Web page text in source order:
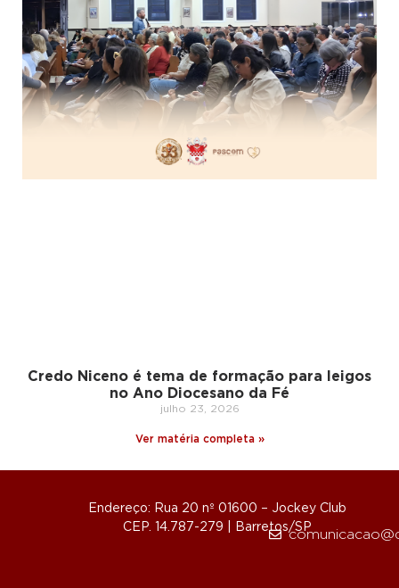
Credo Niceno é tema de formação para leigos
no Ano Diocesano da Fé
julho 23, 2026
Ver matéria completa »
Endereço: Rua 20 nº 01600 – Jockey Club
CEP. 14.787-279 | Barretos/SP